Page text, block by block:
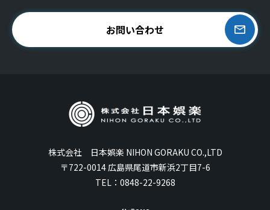
お問い合わせ
株式会社 日本娯楽 NIHON GORAKU CO.,LTD
〒722-0014 広島県尾道市新浜2丁目7-6
TEL： 0848-22-9268